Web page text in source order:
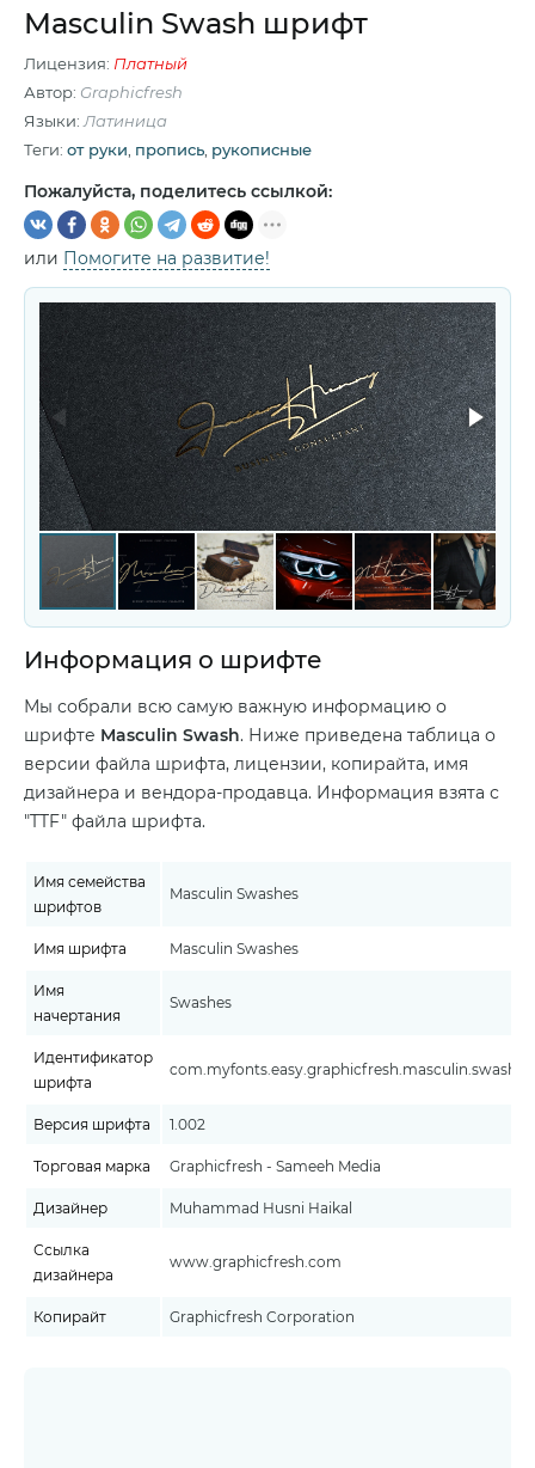
Masculin Swash шрифт
Лицензия: Платный
Автор: Graphicfresh
Языки: Латиница
Теги: от руки пропись рукописные
Пожалуйста, поделитесь ссылкой:
или Помогите на развитие!
Информация о шрифте
Мы собрали всю самую важную информацию о
шрифте Masculin Swash. Ниже приведена таблица о
версии файла шрифта, лицензии, копирайта, имя
дизайнера и вендора-продавца. Информация взята с
"TTF" файла шрифта.
Имя семейства
шрифтов
Masculin Swashes
Имя шрифта Masculin Swashes
Имя
начертания
Swashes
Идентификатор
шрифта
Версия шрифта 1.002
Торговая марка Graphicfresh - Sameeh Media
Дизайнер Muhammad Husni Haikal
Ссылка
дизайнера
www.graphicfresh.com
Копирайт Graphicfresh Corporation